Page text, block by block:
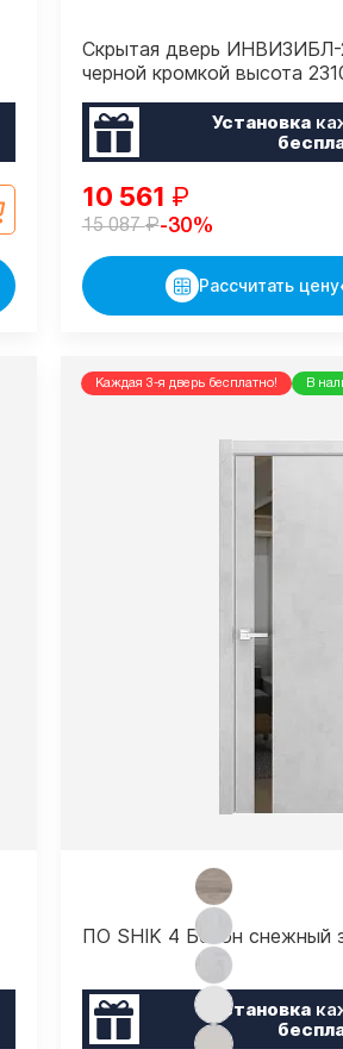
Скрытая дверь ИНВИЗИБЛ-
черной кромкой высота
Установка
10 561 ₽
15 087₽-30%
Рассчитать цену
Каждая 3-я дверь бесплатно! В
ПО SHIK 4 Бетон снежный
Установка